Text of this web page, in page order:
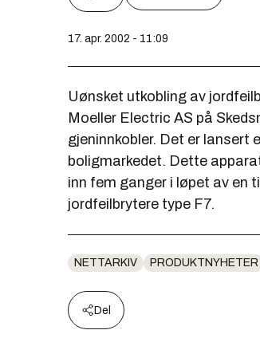
17. apr. 2002 - 11:09
Uønsket utkobling av
Moeller Electric AS på
gjeninnkobler. Det er
boligmarkedet. Dette
inn fem ganger i løpet av en
jordfeilbrytere type F7.
NETTARKIV PRODUKTNYHETER
Del